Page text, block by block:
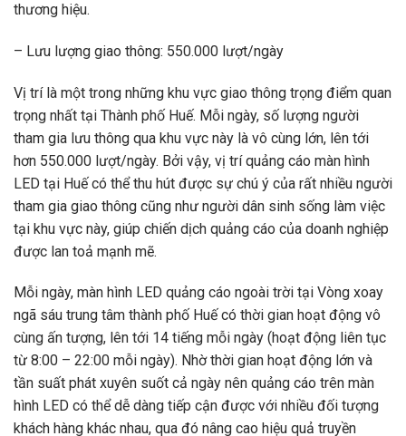
thương hiệu.
– Lưu lượng giao thông: 550.000 lượt/ngày
Vị trí là một trong những khu vực giao thông trọng điểm quan
trọng nhất tại Thành phố Huế. Mỗi ngày, số lượng người
tham gia lưu thông qua khu vực này là vô cùng lớn, lên tới
hơn 550.000 lượt/ngày. Bởi vậy, vị trí quảng cáo màn hình
LED tại Huế có thể thu hút được sự chú ý của rất nhiều người
tham gia giao thông cũng như người dân sinh sống làm việc
tại khu vực này, giúp chiến dịch quảng cáo của doanh nghiệp
được lan toả mạnh mẽ.
Mỗi ngày, màn hình LED quảng cáo ngoài trời tại Vòng xoay
ngã sáu trung tâm thành phố Huế có thời gian hoạt động vô
cùng ấn tượng, lên tới 14 tiếng mỗi ngày (hoạt động liên tục
từ 8:00 – 22:00 mỗi ngày). Nhờ thời gian hoạt động lớn và
tần suất phát xuyên suốt cả ngày nên quảng cáo trên màn
hình LED có thể dễ dàng tiếp cận được với nhiều đối tượng
khách hàng khác nhau, qua đó nâng cao hiệu quả truyền